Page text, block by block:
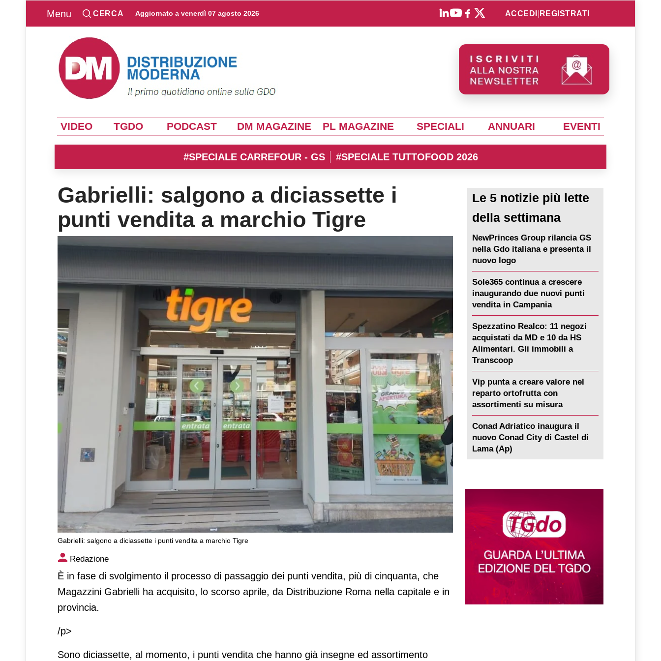
Menu CERCA Aggiornato a venerdì 07 agosto 2026 ACCEDI REGISTRATI
VIDEO TGDO PODCAST DM MAGAZINE PL MAGAZINE SPECIALI ANNUARI EVENTI
#SPECIALE CARREFOUR - GS #SPECIALE TUTTOFOOD 2026
Gabrielli: salgono a diciassette i
punti vendita a marchio Tigre
Gabrielli: salgono a diciassette i punti vendita a marchio Tigre
Gabrielli: salgono a diciassette i punti vendita a marchio Tigre
Redazione
È in fase di svolgimento il processo di passaggio dei punti vendita, più di cinquanta, che
Magazzini Gabrielli ha acquisito, lo scorso aprile, da Distribuzione Roma nella capitale e in
provincia.
/p>
Sono diciassette, al momento, i punti vendita che hanno già insegne ed assortimento
Le 5 notizie più lette
della settimana
NewPrinces Group rilancia GS
nella Gdo italiana e presenta il
nuovo logo
Sole365 continua a crescere
inaugurando due nuovi punti
vendita in Campania
Spezzatino Realco: 11 negozi
acquistati da MD e 10 da HS
Alimentari. Gli immobili a
Transcoop
Vip punta a creare valore nel
reparto ortofrutta con
assortimenti su misura
Conad Adriatico inaugura il
nuovo Conad City di Castel di
Lama (Ap)